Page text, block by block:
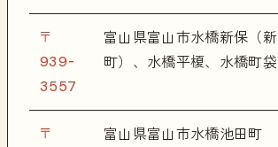
〒
939-
3557
富山県富山市水橋新保（新
町）、水橋平榎、水橋町袋
〒
富山県富山市水橋池田町